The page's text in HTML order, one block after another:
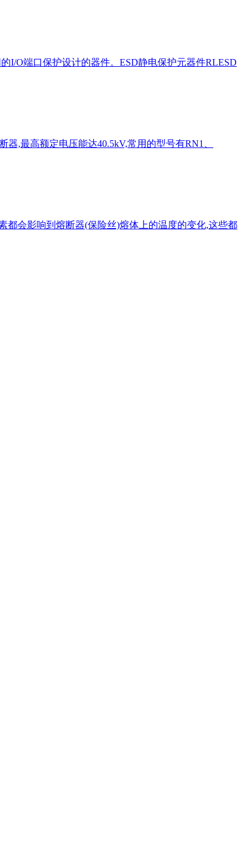
I/O端口保护设计的器件。ESD静电保护元器件RLESD
,最高额定电压能达40.5kV,常用的型号有RN1、
都会影响到熔断器(保险丝)熔体上的温度的变化,这些都